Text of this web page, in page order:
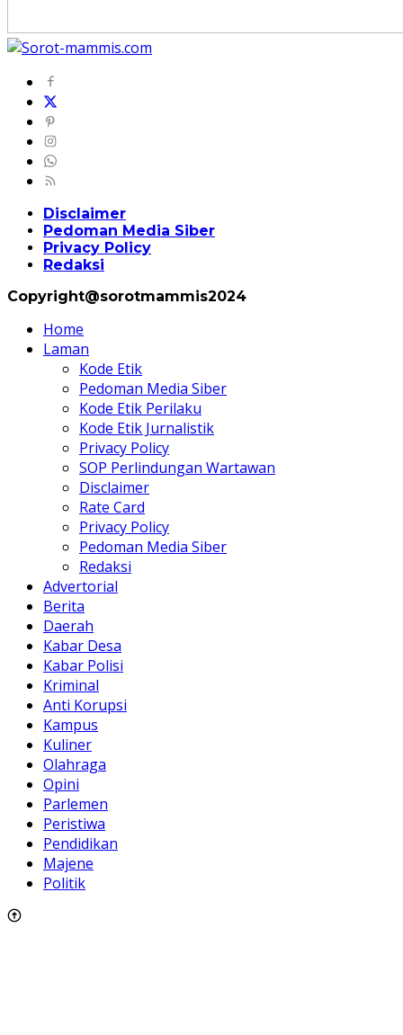
Disclaimer
Pedoman Media Siber
Privacy Policy
Redaksi
Copyright@sorotmammis2024
Home
Laman
Kode Etik
Pedoman Media Siber
Kode Etik Perilaku
Kode Etik Jurnalistik
Privacy Policy
SOP Perlindungan Wartawan
Disclaimer
Rate Card
Privacy Policy
Pedoman Media Siber
Redaksi
Advertorial
Berita
Daerah
Kabar Desa
Kabar Polisi
Kriminal
Anti Korupsi
Kampus
Kuliner
Olahraga
Opini
Parlemen
Peristiwa
Pendidikan
Majene
Politik